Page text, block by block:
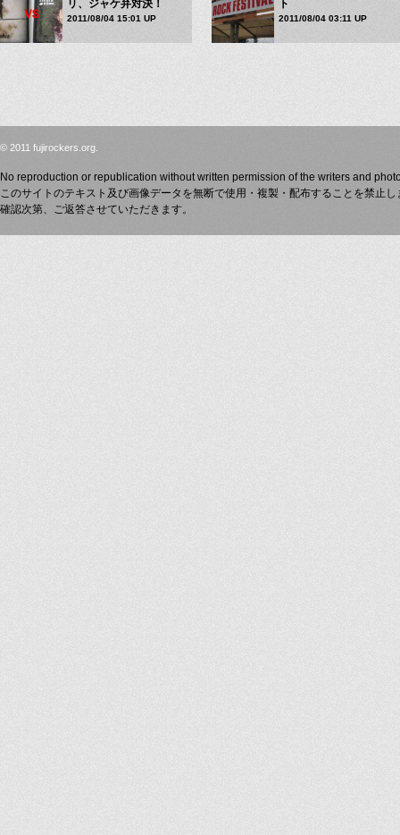
リ、ジャケ弁対決！
2011/08/04 15:01 UP
ト
2011/08/04 03:11 UP
© 2011 fujirockers.org.
No reproduction or republication without written permission of the writers and
このサイトのテキスト及び画像データを無断で使用・複製・配布することを禁止
確認次第、ご返答させていただきます。